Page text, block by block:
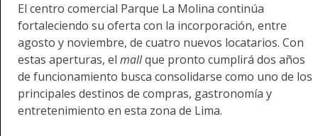
El centro comercial Parque La Molina continúa
fortaleciendo su oferta con la incorporación, entre
agosto y noviembre, de cuatro nuevos locatarios. Con
estas aperturas, el mallque pronto cumplirá dos años
de funcionamiento busca consolidarse como uno de los
principales destinos de compras, gastronomía y
entretenimiento en esta zona de Lima.